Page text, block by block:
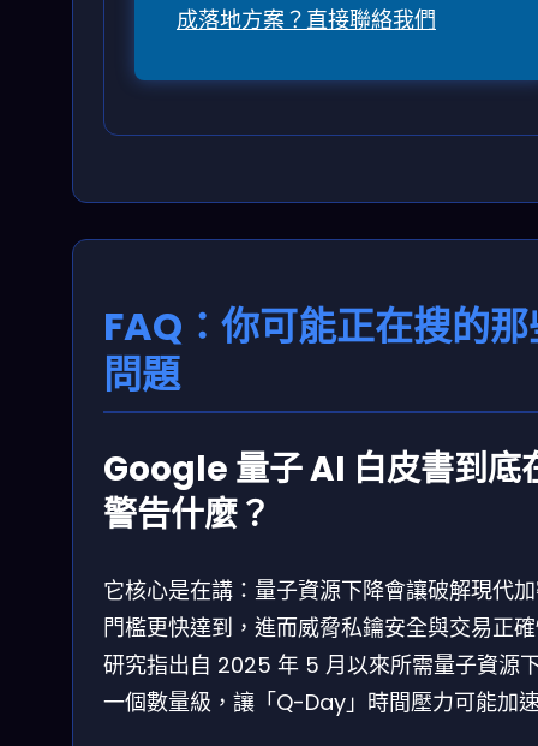
成落地方案？直接聯絡我們
FAQ：你可能正在搜的
問題
Google 量子 AI 白皮書到底
警告什麼？
它核心是在講：量子資源下降會讓破解現代
門檻更快達到，進而威脅私鑰安全與交易正
研究指出自 2025 年 5 月以來所需量子資源
一個數量級，讓「Q-Day」時間壓力可能加